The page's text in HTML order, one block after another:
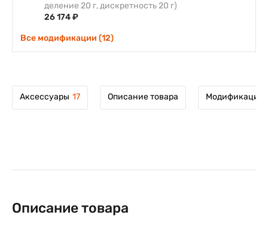
деление 20 г, дискретность 20 г)
26 174 ₽
Все модификации (12)
Аксессуары 17 Описание товара Модификации
Описание товара